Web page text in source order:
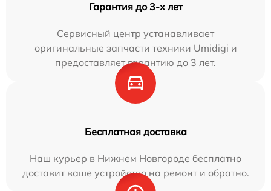
Гарантия до 3-х лет
Сервисный центр устанавливает
оригинальные запчасти техники Umidigi и
предоставляет гарантию до 3 лет.
Бесплатная доставка
Наш курьер в Нижнем Новгороде бесплатно
доставит ваше устройство на ремонт и обратно.